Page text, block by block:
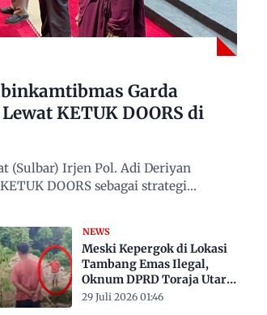
Garda
KETUK DOORS di
(Sulbar) Irjen Pol. Adi Deriyan
DOORS sebagai strategi
NEWS
Meski Kepergok di Lokasi
Tambang Emas Ilegal,
Oknum DPRD Toraja Utara
Belum Jadi Tersangka
29 Juli 2026 01:46